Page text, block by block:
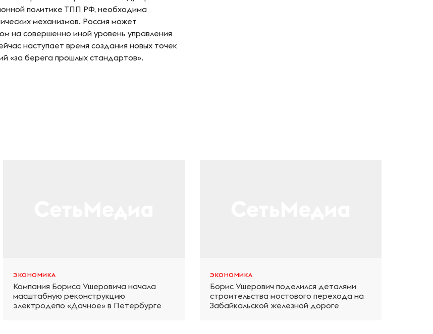
политике ТПП РФ, необходима
механизмов. Россия может
на совершенно иной уровень управления
наступает время создания новых точек
«за берега прошлых стандартов».
ЭКОНОМИКА
Компания Бориса Ушеровича начала
масштабную реконструкцию
электродепо «Дачное» в Петербурге
ЭКОНОМИКА
Борис Ушерович поделился деталями
строительства мостового перехода на
Забайкальской железной дороге